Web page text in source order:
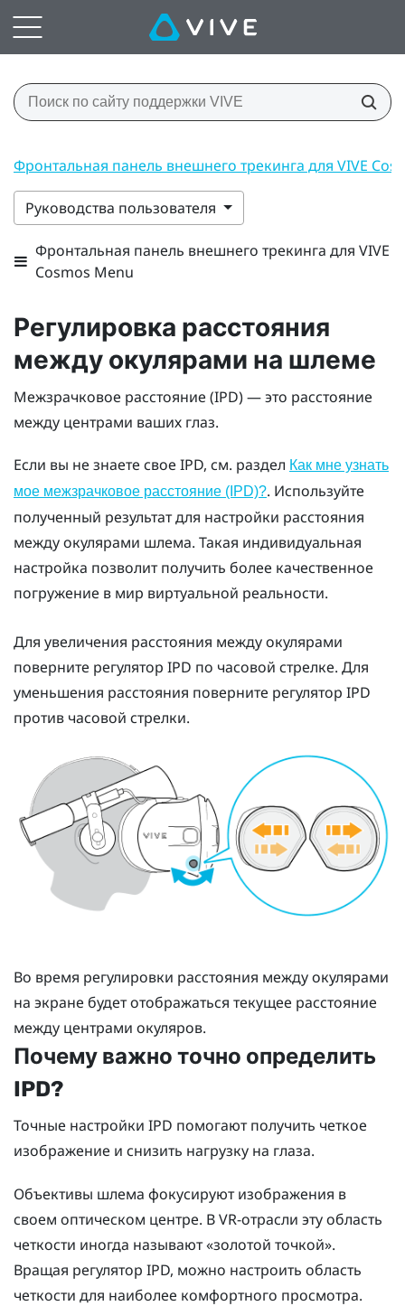
Фронтальная панель внешнего трекинга для VIVE
Руководства пользователя
Фронтальная панель внешнего трекинга для VIVE
Cosmos Menu
Регулировка расстояния
между окулярами на шлеме
Межзрачковое расстояние (IPD) — это расстояние
между центрами ваших глаз.
Если вы не знаете свое IPD, см. раздел Как мне узнать
мое межзрачковое расстояние (IPD)?. Используйте
полученный результат для настройки расстояния
между окулярами шлема. Такая индивидуальная
настройка позволит получить более качественное
погружение в мир виртуальной реальности.
Для увеличения расстояния между окулярами
поверните регулятор IPD по часовой стрелке. Для
уменьшения расстояния поверните регулятор IPD
против часовой стрелки.
Во время регулировки расстояния между окулярами
на экране будет отображаться текущее расстояние
между центрами окуляров.
Почему важно точно определить
IPD?
Точные настройки IPD помогают получить четкое
изображение и снизить нагрузку на глаза.
Объективы шлема фокусируют изображения в
своем оптическом центре. В VR-отрасли эту область
четкости иногда называют «золотой точкой».
Вращая регулятор IPD, можно настроить область
четкости для наиболее комфортного просмотра.